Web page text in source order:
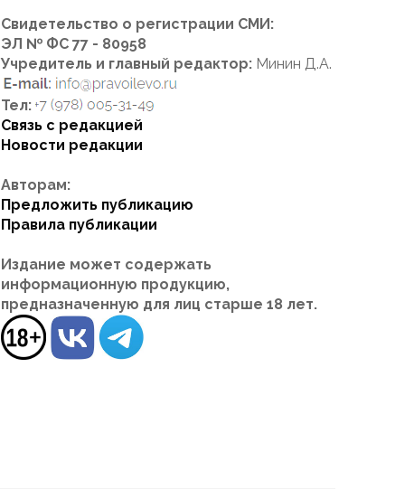
Свидетельство о регистрации СМИ:
ЭЛ № ФС 77 - 80958
Учредитель и главный редактор: Минин Д.А.
Тел:
Связь с редакцией
Новости редакции
Авторам:
Предложить публикацию
Правила публикации
Издание может содержать
информационную продукцию,
предназначенную для лиц старше 18 лет.